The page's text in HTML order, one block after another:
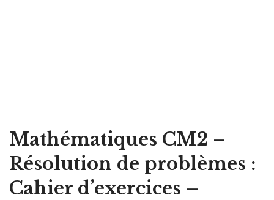
Mathématiques CM2 –
Résolution de problèmes :
Cahier d’exercices –